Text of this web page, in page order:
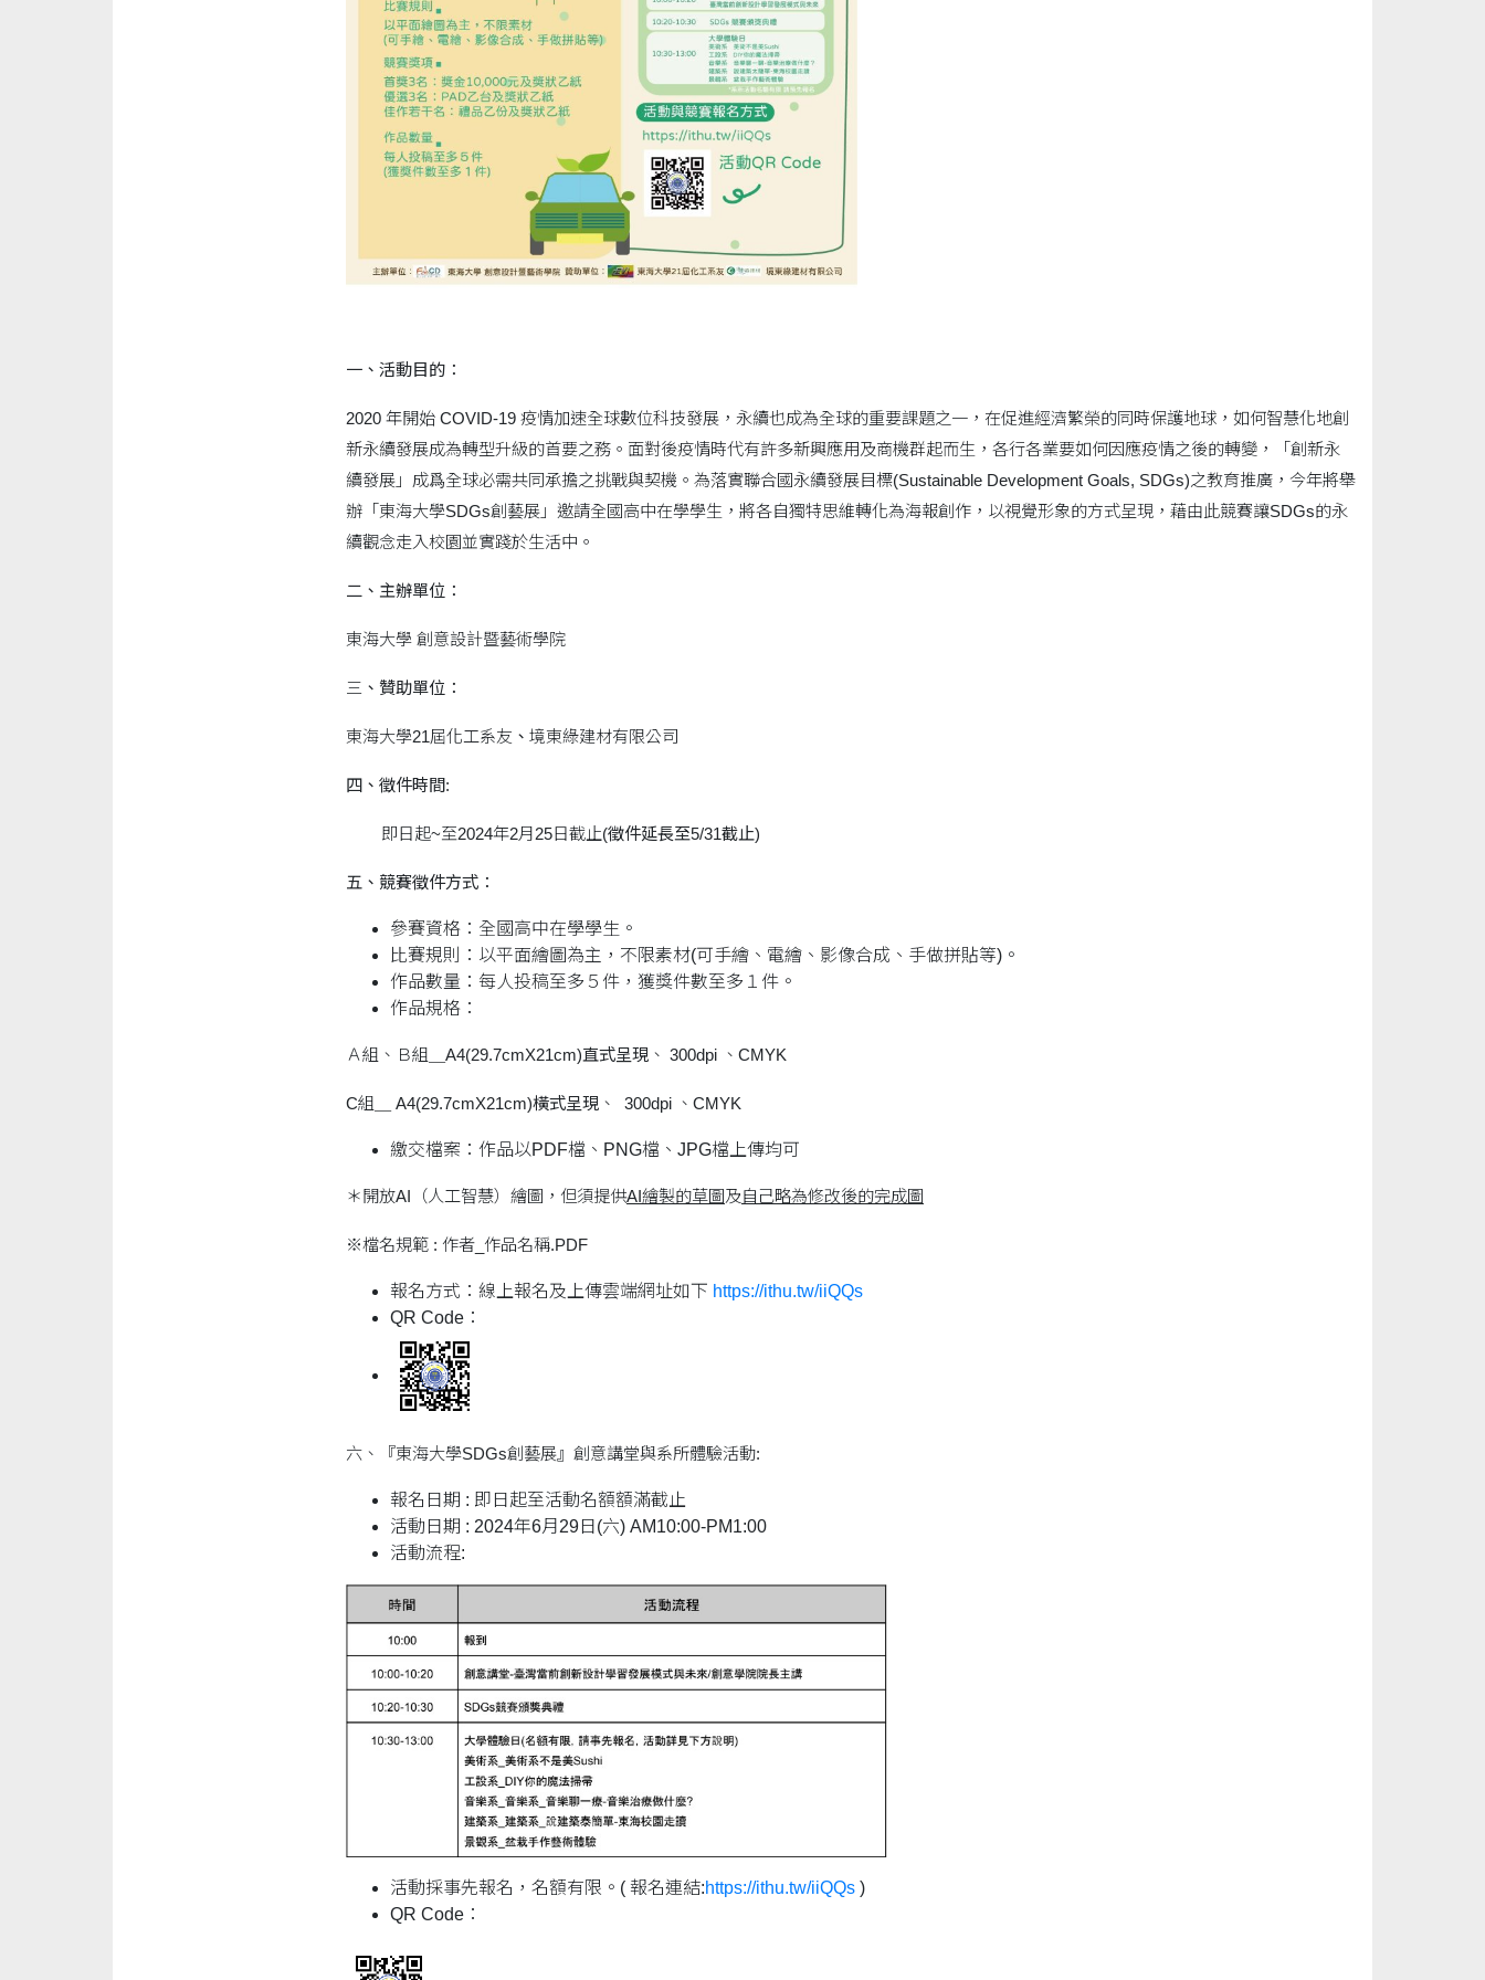
一、活動目的：
2020 年開始 COVID-19 疫情加速全球數位科技發展，永續也成為全球的重要課題之一，在促進經濟繁榮的同時保護地球，如何智慧化地創
新永續發展成為轉型升級的首要之務。面對後疫情時代有許多新興應用及商機群起而生，各行各業要如何因應疫情之後的轉變，「創新永
續發展」成爲全球必需共同承擔之挑戰與契機。為落實聯合國永續發展目標(Sustainable Development Goals, SDGs)之教育推廣，今年將舉
辦「東海大學SDGs創藝展」邀請全國高中在學學生，將各自獨特思維轉化為海報創作，以視覺形象的方式呈現，藉由此競賽讓SDGs的永
續觀念走入校園並實踐於生活中。
二、主辦單位：
東海大學 創意設計暨藝術學院
三 、贊助單位：
東海大學21屆化工系友 、 境東綠建材有限公司
四、徵件時間:
即日起~至2024年2月25日截止(徵件延長至5/31截止)
五、競賽徵件方式：
參賽資格：全國高中在學學生。
比賽規則：以平面繪圖為主，不限素材(可手繪、電繪、影像合成、手做拼貼等)。
作品數量：每人投稿至多５件，獲獎件數至多１件。
作品規格：
Ａ組、Ｂ組＿A4(29.7cmX21cm)直式呈現 、 300dpi 、CMYK
C組＿ A4(29.7cmX21cm)橫式呈現 、 300dpi 、CMYK
繳交檔案：作品以PDF檔、PNG檔、JPG檔上傳均可
＊開放AI（人工智慧）繪圖，但須提供AI繪製的草圖及自己略為修改後的完成圖
※檔名規範 : 作者_作品名稱.PDF
報名方式：線上報名及上傳雲端網址如下 https://ithu.tw/iiQQs
QR Code：
六、『東海大學SDGs創藝展』創意講堂與系所體驗活動:
報名日期 : 即日起至活動名額額滿截止
活動日期 : 2024年6月29日(六) AM10:00-PM1:00
活動流程:
活動採事先報名，名額有限。( 報名連結:https://ithu.tw/iiQQs )
QR Code：